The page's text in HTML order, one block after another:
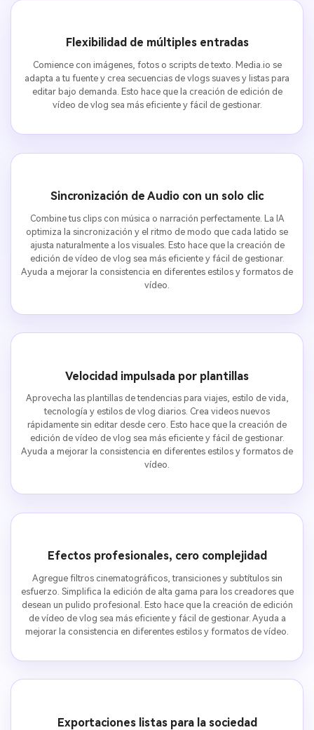
Flexibilidad de múltiples entradas
Comience con imágenes, fotos o scripts de texto. Media.io se
adapta a tu fuente y crea secuencias de vlogs suaves y listas para
editar bajo demanda. Esto hace que la creación de edición de
vídeo de vlog sea más eficiente y fácil de gestionar.
Sincronización de Audio con un solo clic
Combine tus clips con música o narración perfectamente. La IA
optimiza la sincronización y el ritmo de modo que cada latido se
ajusta naturalmente a los visuales. Esto hace que la creación de
edición de vídeo de vlog sea más eficiente y fácil de gestionar.
Ayuda a mejorar la consistencia en diferentes estilos y formatos de
vídeo.
Velocidad impulsada por plantillas
Aprovecha las plantillas de tendencias para viajes, estilo de vida,
tecnología y estilos de vlog diarios. Crea videos nuevos
rápidamente sin editar desde cero. Esto hace que la creación de
edición de vídeo de vlog sea más eficiente y fácil de gestionar.
Ayuda a mejorar la consistencia en diferentes estilos y formatos de
vídeo.
Efectos profesionales, cero complejidad
Agregue filtros cinematográficos, transiciones y subtítulos sin
esfuerzo. Simplifica la edición de alta gama para los creadores que
desean un pulido profesional. Esto hace que la creación de edición
de vídeo de vlog sea más eficiente y fácil de gestionar. Ayuda a
mejorar la consistencia en diferentes estilos y formatos de vídeo.
Exportaciones listas para la sociedad